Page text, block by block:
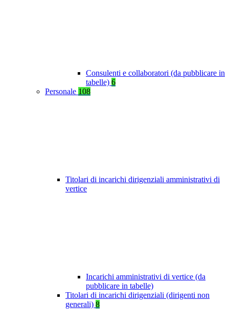
Consulenti e collaboratori (da pubblicare in
tabelle) 6
Personale 108
Titolari di incarichi dirigenziali amministrativi di
vertice
Incarichi amministrativi di vertice (da
pubblicare in tabelle)
Titolari di incarichi dirigenziali (dirigenti non
generali) 8